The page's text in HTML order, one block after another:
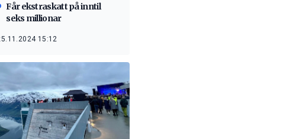
Får ekstraskatt på inntil
seks millionar
15:12